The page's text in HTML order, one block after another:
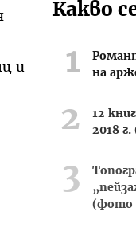
и
Какво
на
12
2018
(фото